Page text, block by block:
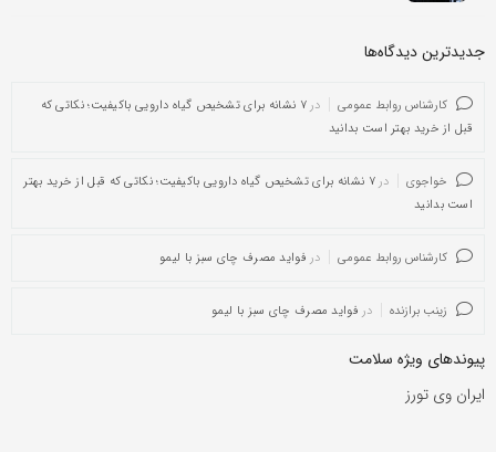
جدیدترین دیدگاه‌‌ها
کارشناس روابط عمومی در
۷ نشانه برای تشخیص گیاه دارویی باکیفیت؛ نکاتی که
قبل از خرید بهتر است بدانید
خواجوی در
۷ نشانه برای تشخیص گیاه دارویی باکیفیت؛ نکاتی که قبل از خرید بهتر
است بدانید
کارشناس روابط عمومی در فواید مصرف چای سبز با لیمو
زینب برازنده در فواید مصرف چای سبز با لیمو
پیوندهای ویژه سلامت
ایران وی تورز